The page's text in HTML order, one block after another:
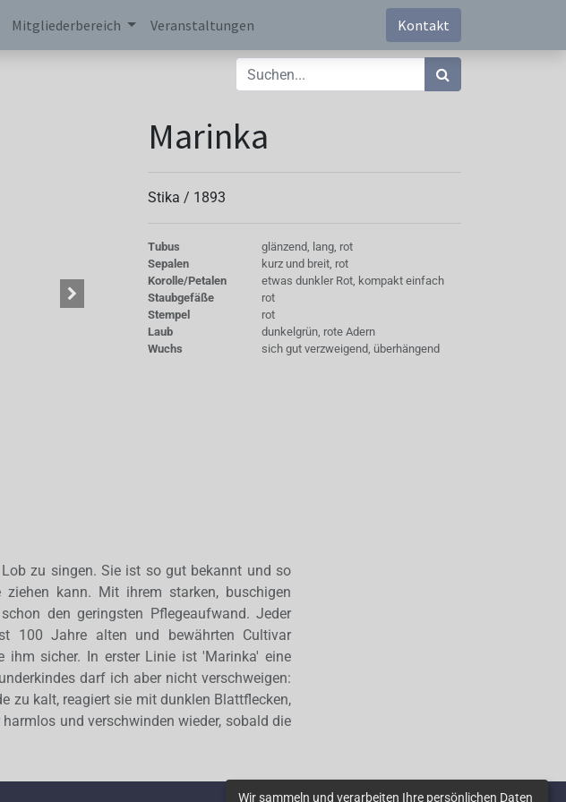
Mitgliederbereich Veranstaltungen Kontakt
Marinka
Stika / 1893
Tubus
glänzend, lang, rot
Sepalen
kurz und breit, rot
Korolle/Petalen
etwas dunkler Rot, kompakt einfach
Staubgefäße
rot
Stempel
rot
Laub
dunkelgrün, rote Adern
Wuchs
sich gut verzweigend, überhängend
zu singen. Sie ist so gut bekannt und so
kann. Mit ihrem starken, buschigen
den geringsten Pflegeaufwand. Jeder
100 Jahre alten und bewährten Cultivar
ihm sicher. In erster Linie ist 'Marinka' eine
darf ich aber nicht verschweigen:
zu kalt, reagiert sie mit dunklen Blattflecken,
und verschwinden wieder, sobald die
Wir sammeln und verarbeiten Ihre persönlichen Daten